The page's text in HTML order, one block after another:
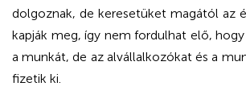
dolgoznak, de keresetüket magától az
kapják meg, így nem fordulhat elő, hogy
a munkát, de az alvállalkozókat és a
fizetik ki.